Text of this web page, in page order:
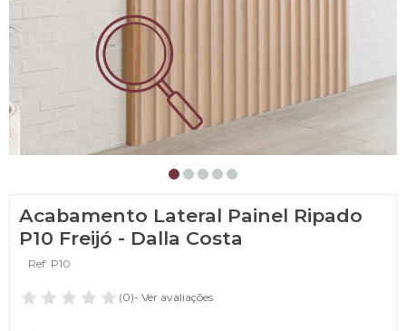
Acabamento Lateral Painel Ripado
P10 Freijó - Dalla Costa
Ref: P10
(0)- Ver avaliações